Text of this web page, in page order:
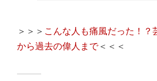
＞＞＞ こんな人も痛風だった！？
から過去の偉人まで＜＜＜